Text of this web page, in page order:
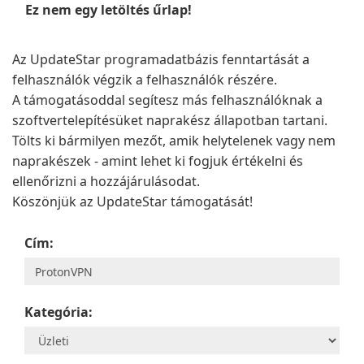
Ez nem egy letöltés űrlap!
Az UpdateStar programadatbázis fenntartását a
felhasználók végzik a felhasználók részére.
A támogatásoddal segítesz más felhasználóknak a
szoftvertelepítésüket naprakész állapotban tartani.
Tölts ki bármilyen mezőt, amik helytelenek vagy nem
naprakészek - amint lehet ki fogjuk értékelni és
ellenőrizni a hozzájárulásodat.
Köszönjük az UpdateStar támogatását!
Cím:
Kategória: